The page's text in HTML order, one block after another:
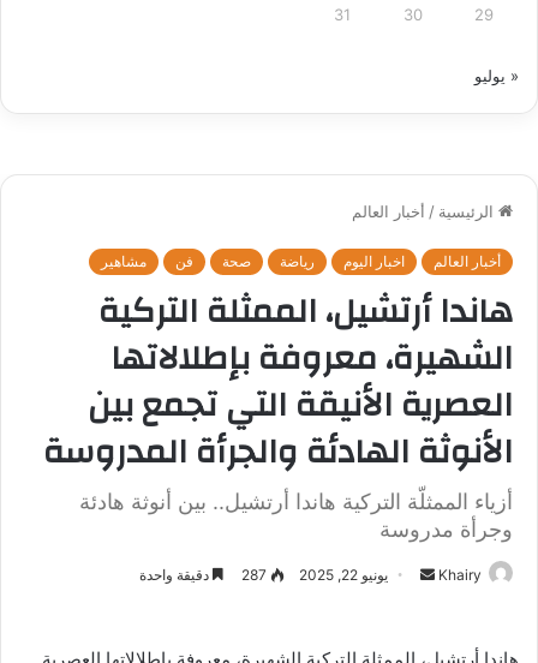
29
30
31
« يوليو